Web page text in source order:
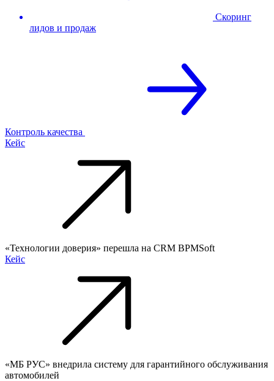
Скоринг
лидов и продаж
Контроль качества
Кейс
«Технологии доверия» перешла на CRM BPMSoft
Кейс
«МБ РУС» внедрила систему для гарантийного обслуживания
автомобилей